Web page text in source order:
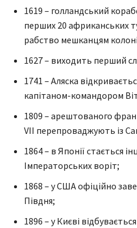
1619 – голландський
перших 20 африканських
рабство мешканцям
1627 – виходить перший
1741 – Аляска
капітаном-командором
1809 – арештованого
VII перепроваджують із
1864 – в Японії стається
Імператорських воріт;
1868 – у США офіційно
Півдня;
1896 – у Києві